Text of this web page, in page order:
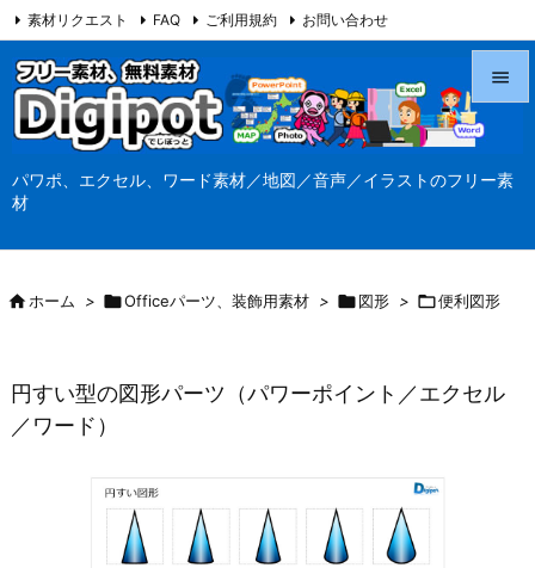
パワポ、エクセル、ワード素材／地図／音声／イラストのフリー素
材




検索
素材リクエスト FAQ ご利用規約 お問い合わせ
当サイト（Digipot.net）について
ホーム > Officeパーツ、装飾用素材 > 図形 > 便利図形
円すい型の図形パーツ（パワーポイント／エクセル
／ワード）